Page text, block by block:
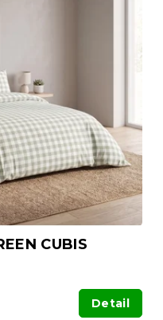
CUBIS
Detail